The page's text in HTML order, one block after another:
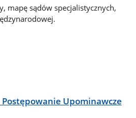
mapę sądów specjalistycznych,
Upominawcze